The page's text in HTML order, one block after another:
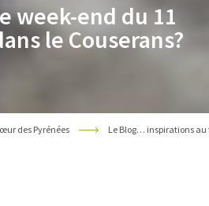
week-end du 11
le Couserans?
des Pyrénées Le Blog… inspirations au